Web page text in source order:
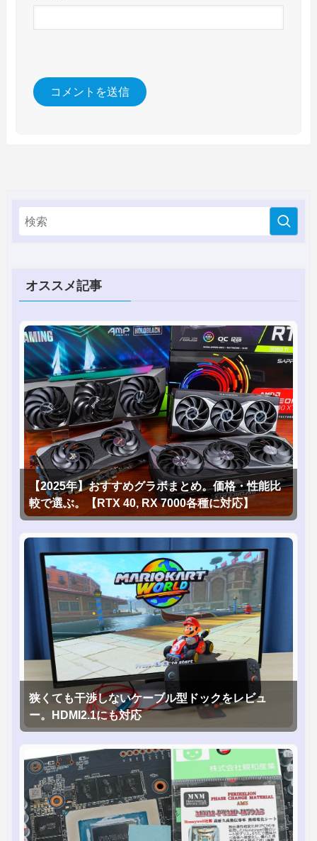
オススメ記事
【2025年】おすすめグラボまとめ。価格・性能比
較で選ぶ。【RTX 40, RX 7000各種に対応】
狭くても干渉しないケーブル型ドックをレビュ
ー。HDMI2.1にも対応